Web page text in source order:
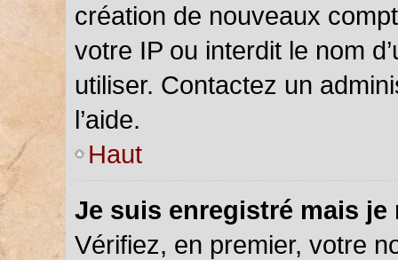
création de nouveaux
votre IP ou interdit le nom
utiliser. Contactez un
l’aide.
Haut
Je suis enregistré mais
Vérifiez, en premier, votre